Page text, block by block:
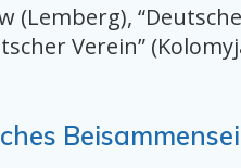
(Lemberg),
Verein”